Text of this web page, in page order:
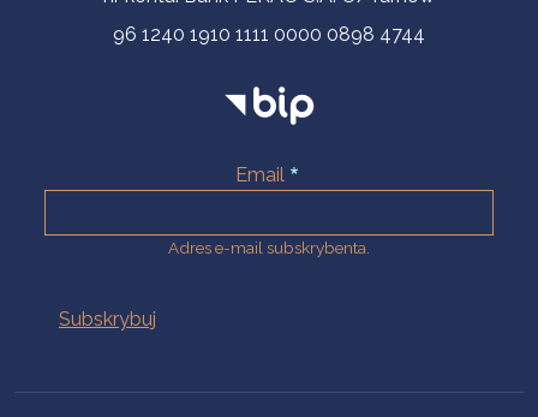
96 1240 1910 1111 0000 0898 4744
Email
Adres e-mail subskrybenta.